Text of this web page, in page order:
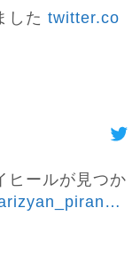
した twitter.co
ヒールが見つか
…